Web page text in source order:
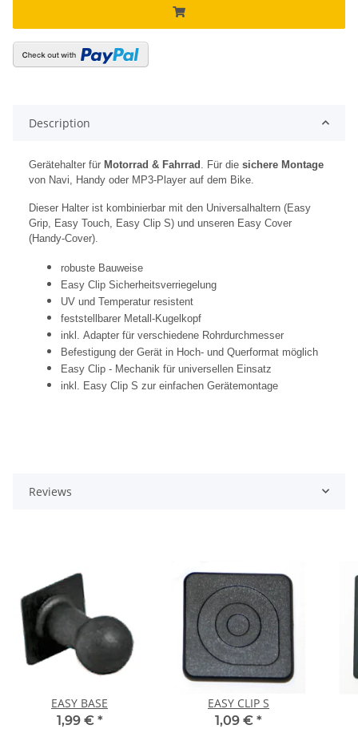
Description
Gerätehalter für Motorrad & Fahrrad . Für die sichere Montage
von Navi, Handy oder MP3-Player auf dem Bike.
Dieser Halter ist kombinierbar mit den Universalhaltern (Easy
Grip, Easy Touch, Easy Clip S) und unseren Easy Cover
(Handy-Cover).
robuste Bauweise
Easy Clip Sicherheitsverriegelung
UV und Temperatur resistent
feststellbarer Metall-Kugelkopf
inkl. Adapter für verschiedene Rohrdurchmesser
Befestigung der Gerät in Hoch- und Querformat möglich
Easy Clip - Mechanik für universellen Einsatz
inkl. Easy Clip S zur einfachen Gerätemontage
Reviews
EASY BASE
1,99 € *
EASY CLIP S
1,09 € *